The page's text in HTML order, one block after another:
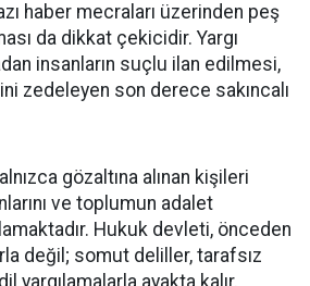
haber mecraları üzerinden peş
da dikkat çekicidir. Yargı
insanların suçlu ilan edilmesi,
zedeleyen son derece sakıncalı
gözaltına alınan kişileri
ve toplumun adalet
Hukuk devleti, önceden
değil; somut deliller, tarafsız
yargılamalarla ayakta kalır.